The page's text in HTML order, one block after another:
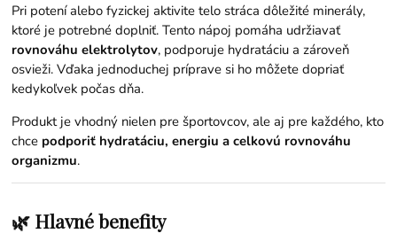
Pri potení alebo fyzickej aktivite telo stráca dôležité minerály,
ktoré je potrebné doplniť. Tento nápoj pomáha udržiavať
rovnováhu elektrolytov, podporuje hydratáciu a zároveň
osvieži. Vďaka jednoduchej príprave si ho môžete dopriať
kedykoľvek počas dňa.
Produkt je vhodný nielen pre športovcov, ale aj pre každého, kto
chce podporiť hydratáciu, energiu a celkovú rovnováhu
organizmu.
🌿 Hlavné benefity